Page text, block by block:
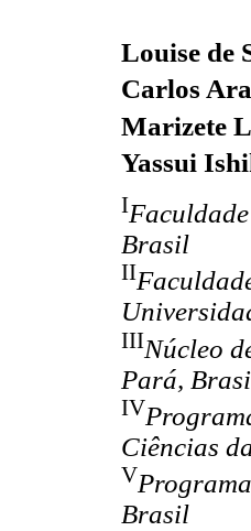
Louise de
Carlos
Marizete
Yassui
I
Brasil
II
IIINúcleo
Pará,
IV
Ciências
V
Brasil